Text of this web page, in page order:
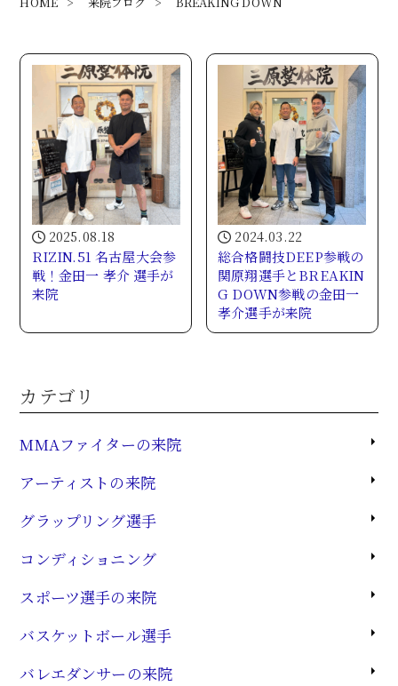
2025.08.18
RIZIN.51 名古屋大会参
戦！金田一 孝介 選手が
来院
2024.03.22
総合格闘技DEEP参戦の
関原翔選手とBREAKIN
G DOWN参戦の金田一
孝介選手が来院
カテゴリ
MMAファイターの来院
アーティストの来院
グラップリング選手
コンディショニング
スポーツ選手の来院
バスケットボール選手
バレエダンサーの来院